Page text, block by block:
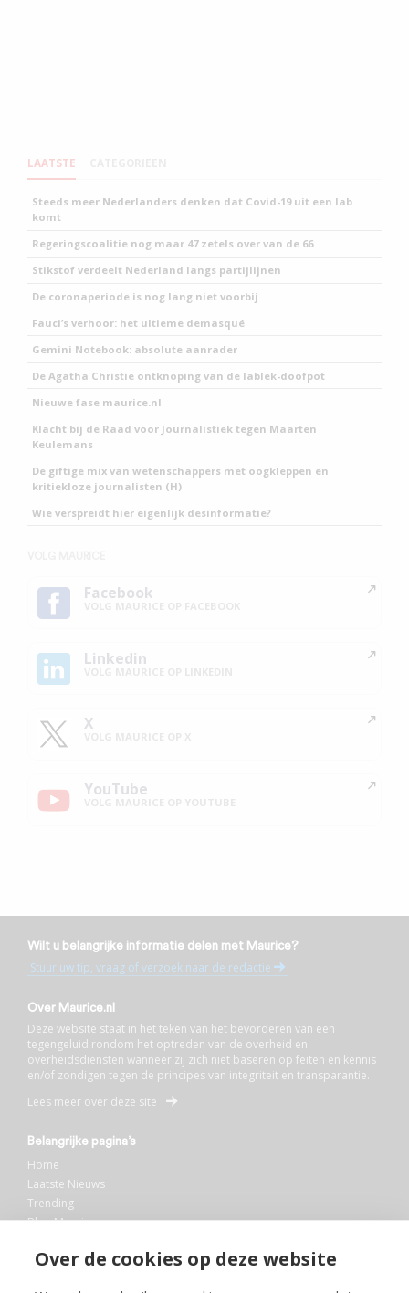
Over de cookies op deze website
LAATSTE
Steeds meer Nederlanders denken dat Covid-19 uit een lab
komt
Regeringscoalitie nog maar 47 zetels over van de 66
Stikstof verdeelt Nederland langs partijlijnen
De coronaperiode is nog lang niet voorbij
Fauci’s verhoor: het ultieme demasqué
Gemini Notebook: absolute aanrader
De Agatha Christie ontknoping van de lablek-doofpot
Nieuwe fase maurice.nl
Klacht bij de Raad voor Journalistiek tegen Maarten
Keulemans
De giftige mix van wetenschappers met oogkleppen en
kritiekloze journalisten (H)
Wie verspreidt hier eigenlijk desinformatie?
Facebook
Linkedin
X
YouTube
Wilt u belangrijke informatie delen met Maurice?
Stuur uw tip, vraag of verzoek naar de redactie
Over Maurice.nl
Deze website staat in het teken van het bevorderen van een
tegengeluid rondom het optreden van de overheid en
overheidsdiensten wanneer zij zich niet baseren op feiten en kennis
en/of zondigen tegen de principes van integriteit en transparantie.
Lees meer over deze site
Belangrijke pagina’s
Home
Laatste Nieuws
Trending
Blog Maurice
Bibliotheek